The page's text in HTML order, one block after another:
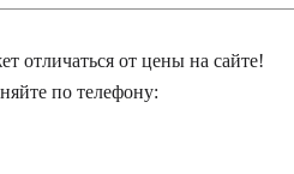
отличаться от цены на сайте!
по телефону: